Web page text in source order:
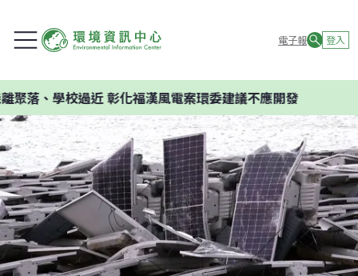
電子報 登入
化福漢風電案環委建議不應開發